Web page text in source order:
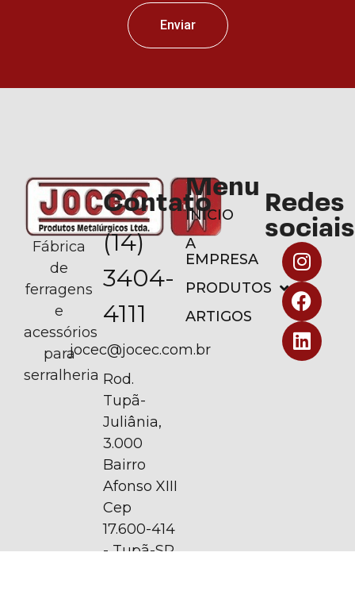
Enviar
Fábrica
de
ferragens
e
acessórios
para
serralheria
Contato
(14)
3404-
4111
jocec@jocec.com.br
Rod.
Tupã-
Juliânia,
3.000
Bairro
Afonso XIII
Cep
17.600-414
- Tupã-SP
Menu
INÍCIO
A
EMPRESA
PRODUTOS
ARTIGOS
Redes
sociais